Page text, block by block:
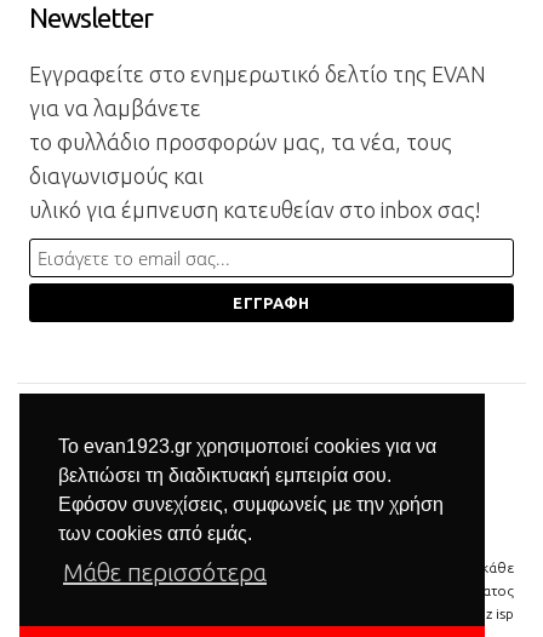
Το evan1923.gr χρησιμοποιεί cookies για να
βελτιώσει τη διαδικτυακή εμπειρία σου.
Εφόσον συνεχίσεις, συμφωνείς με την χρήση
των cookies από εμάς.
Μάθε περισσότερα
Newsletter
Εγγραφείτε στο ενημερωτικό δελτίο της EVAN
για να λαμβάνετε
το φυλλάδιο προσφορών μας, τα νέα, τους
διαγωνισμούς και
υλικό για έμπνευση κατευθείαν στο inbox σας!
© 2026 Βιομηχανία επίπλων Μπαξεβανίδης | Με την επιφύλαξη κάθε
νόμιμου δικαιώματος
manbiz isp